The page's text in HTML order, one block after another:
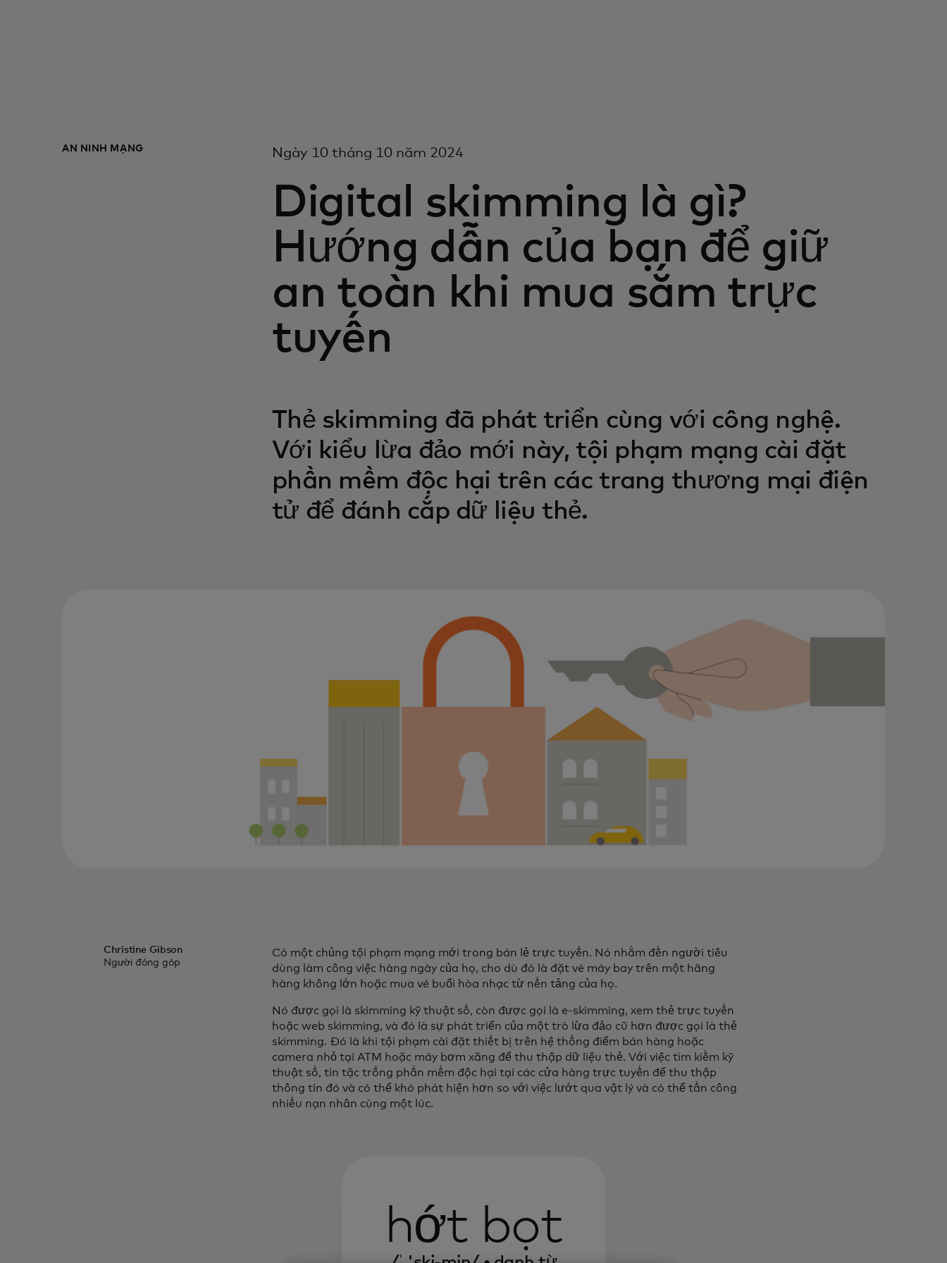
AN NINH MẠNG Ngày 10 tháng 10 năm 2024
Digital skimming là gì?
Hướng dẫn của bạn để giữ
an toàn khi mua sắm trực
tuyến
Thẻ skimming đã phát triển cùng với công nghệ.
Với kiểu lừa đảo mới này, tội phạm mạng cài đặt
phần mềm độc hại trên các trang thương mại điện
tử để đánh cắp dữ liệu thẻ.
Christine Gibson
Người đóng góp
Có một chủng tội phạm mạng mới trong bán lẻ trực tuyến. Nó nhắm đến người tiêu
dùng làm công việc hàng ngày của họ, cho dù đó là đặt vé máy bay trên một hãng
hàng không lớn hoặc mua vé buổi hòa nhạc từ nền tảng của họ.
Nó được gọi là skimming kỹ thuật số, còn được gọi là e-skimming, xem thẻ trực tuyến
hoặc web skimming, và đó là sự phát triển của một trò lừa đảo cũ hơn được gọi là thẻ
skimming. Đó là khi tội phạm cài đặt thiết bị trên hệ thống điểm bán hàng hoặc
camera nhỏ tại ATM hoặc máy bơm xăng để thu thập dữ liệu thẻ. Với việc tìm kiếm kỹ
thuật số, tin tặc trồng phần mềm độc hại tại các cửa hàng trực tuyến để thu thập
thông tin đó và có thể khó phát hiện hơn so với việc lướt qua vật lý và có thể tấn công
nhiều nạn nhân cùng một lúc.
hớt bọt